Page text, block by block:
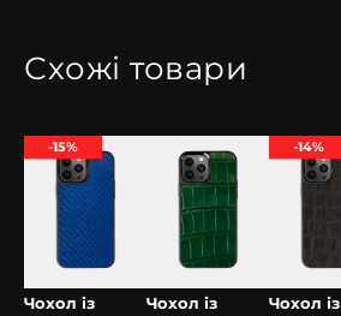
Схожі товари
-15%
Чохол із
Чохол із
-14%
Чохол із